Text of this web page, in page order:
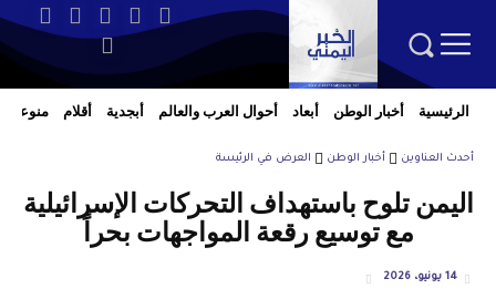
الرئيسية أخبار الوطن أبعاد أحوال العرب والعالم أبجدية أقلام منوعات
أحدث العناوين أخبار الوطن العرض في الرئيسة
اليمن تلوح باستهداف التحركات الإسرائيلية
مع توسيع رقعة المواجهات بحراً
14 يونيو، 2026